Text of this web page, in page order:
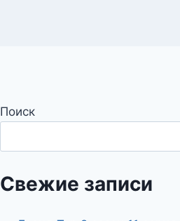
Поиск
Свежие записи